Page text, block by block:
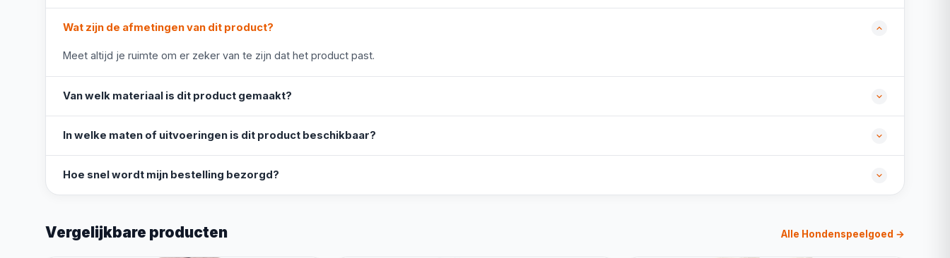
Wat zijn de afmetingen van dit product?
Meet altijd je ruimte om er zeker van te zijn dat het product past.
Van welk materiaal is dit product gemaakt?
In welke maten of uitvoeringen is dit product beschikbaar?
Hoe snel wordt mijn bestelling bezorgd?
Vergelijkbare producten Alle Hondenspeelgoed →